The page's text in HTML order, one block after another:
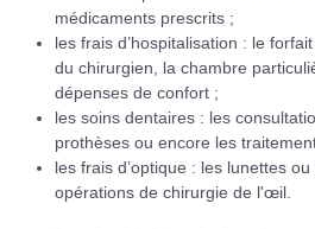
médicaments prescrits ;
les frais d’hospitalisation : le
du chirurgien, la chambre
dépenses de confort ;
les soins dentaires : les
prothèses ou encore les
les frais d’optique : les lunettes
opérations de chirurgie de l'œil.